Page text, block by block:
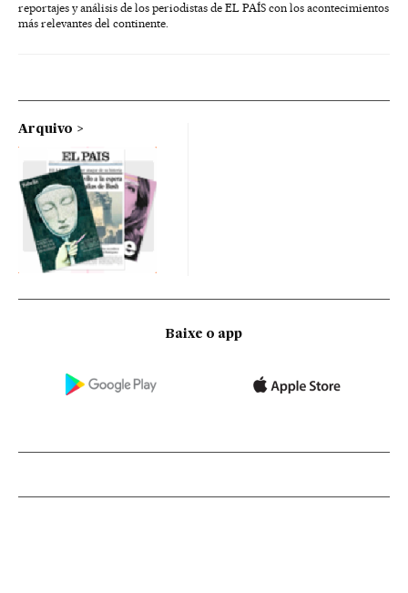
reportajes y análisis de los periodistas de EL PAÍS con los acontecimientos
más relevantes del continente.
Arquivo
Baixe o app